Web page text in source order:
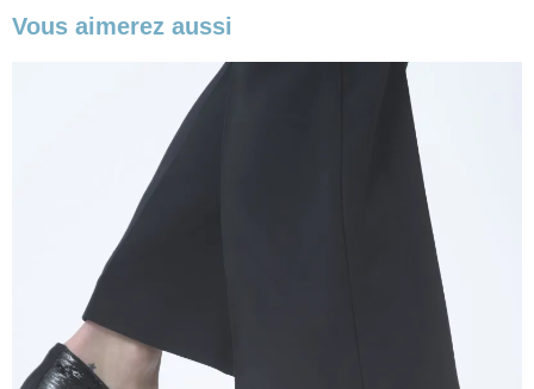
Vous aimerez aussi